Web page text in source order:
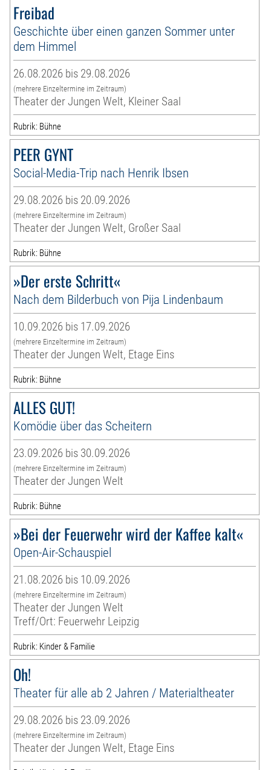
Freibad
Geschichte über einen ganzen Sommer unter
dem Himmel
26.08.2026 bis 29.08.2026
(mehrere Einzeltermine im Zeitraum)
Theater der Jungen Welt, Kleiner Saal
Rubrik: Bühne
PEER GYNT
Social-Media-Trip nach Henrik Ibsen
29.08.2026 bis 20.09.2026
(mehrere Einzeltermine im Zeitraum)
Theater der Jungen Welt, Großer Saal
Rubrik: Bühne
»Der erste Schritt«
Nach dem Bilderbuch von Pija Lindenbaum
10.09.2026 bis 17.09.2026
(mehrere Einzeltermine im Zeitraum)
Theater der Jungen Welt, Etage Eins
Rubrik: Bühne
ALLES GUT!
Komödie über das Scheitern
23.09.2026 bis 30.09.2026
(mehrere Einzeltermine im Zeitraum)
Theater der Jungen Welt
Rubrik: Bühne
»Bei der Feuerwehr wird der Kaffee kalt«
Open-Air-Schauspiel
21.08.2026 bis 10.09.2026
(mehrere Einzeltermine im Zeitraum)
Theater der Jungen Welt
Treff/Ort: Feuerwehr Leipzig
Rubrik: Kinder & Familie
Oh!
Theater für alle ab 2 Jahren / Materialtheater
29.08.2026 bis 23.09.2026
(mehrere Einzeltermine im Zeitraum)
Theater der Jungen Welt, Etage Eins